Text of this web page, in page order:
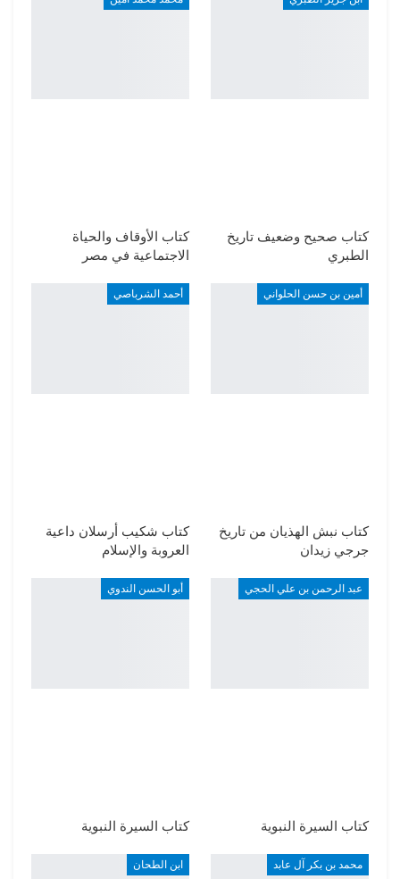
كتاب صحيح وضعيف تاريخ
الطبري
كتاب الأوقاف والحياة
الاجتماعية في مصر
أمين بن حسن الحلواني
كتاب نبش الهذيان من تاريخ
جرجي زيدان
أحمد الشرباصي
كتاب شكيب أرسلان داعية
العروبة والإسلام
عبد الرحمن بن علي الحجي
كتاب السيرة النبوية
أبو الحسن الندوي
كتاب السيرة النبوية
محمد بن بكر آل عابد ابن الطحان